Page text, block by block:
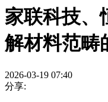
家联科技、
解材料范畴
2026-03-19 07:40
分享: